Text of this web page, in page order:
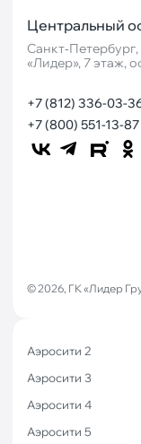
Центральный
«Лидер», 7 этаж,
+7 (812) 336-03-
+7 (800) 551-13-87
© 2026, ГК «Лидер
Аэросити 2
Аэросити 3
Аэросити 4
Аэросити 5